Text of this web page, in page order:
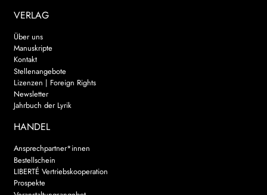
VERLAG
Über uns
Manuskripte
Kontakt
Stellenangebote
Lizenzen | Foreign Rights
Newsletter
Jahrbuch der Lyrik
HANDEL
Ansprechpartner*innen
Bestellschein
LIBERTÉ Vertriebskooperation
Prospekte